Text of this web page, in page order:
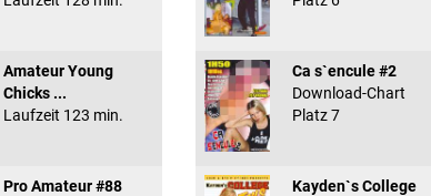
Amateur Young
Chicks ...
Laufzeit 123 min.
Pro Amateur #88
Ca s`encule #2
Download-Chart
Platz 7
Kayden`s College